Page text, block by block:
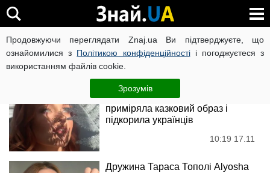
Продовжуючи переглядати Znaj.ua Ви підтверджуєте, що
ознайомилися з Політикою конфіденційностіі погоджуєтеся з
використанням файлів cookie.
Зрозумів
Alyosha
Новини
Дружина Тараса Тополі Alyosha
приміряла казковий образ і
підкорила українців
10:19 17.11
Дружина Тараса Тополі Alyosha